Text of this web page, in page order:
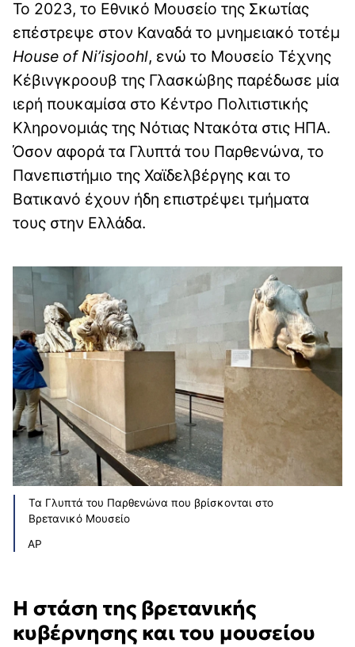
Το 2023, το Εθνικό Μουσείο της Σκωτίας
επέστρεψε στον Καναδά το μνημειακό τοτέμ
House ofNi’isjoohl, ενώ το Μουσείο Τέχνης
Κέβινγκροουβ της Γλασκώβης παρέδωσε μία
ιερή πουκαμίσα στο Κέντρο Πολιτιστικής
Κληρονομιάς της Νότιας Ντακότα στις ΗΠΑ.
Όσον αφορά τα Γλυπτά του Παρθενώνα, το
Πανεπιστήμιο της Χαϊδελβέργης και το
Βατικανό έχουν ήδη επιστρέψει τμήματα
τους στην Ελλάδα.
Τα Γλυπτά του Παρθενώνα που βρίσκονται στο
Βρετανικό Μουσείο
AP
Η στάση της βρετανικής
κυβέρνησης και του μουσείου